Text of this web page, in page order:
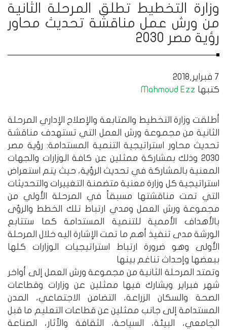
وزارة التخطيط تطلق المرحلة الثانية
من ورش عمل مناقشة تحديث محاور
رؤية مصر 2030
7 فبراير,2018
كتبها Mahmoud Ezz
أطلقت وزارة التخطيط والمتابعة والإصلاح الإداري المرحلة
الثانية من مجموعة ورش العمل التي تستهدف مناقشة
تحديث محاور استراتيجية التنمية المستدامة: رؤية مصر
2030 وذلك بمشاركة ممثلين عن كافة الوزارات والجهات
المعنية بالمشاركة في تحديث الرؤية، حيث يتم استعراض
استراتيجية كل وزارة معنية متضمنة التغييرات والتحديثات
التي تمت مناقشتها مسبقاً في المرحلة الأولي من
مجموعة ورش العمل ومدي ارتباط تلك الخطط والرؤى
بالأهداف الأممية للتنمية المستدامة كما ستتابع
الورشة مدى تنفيذ أهم ما تمت الإشارة اليه خلال المرحلة
الأولى وهو ضرورة ارتباط استراتيجيات الوزارات كلها
ببعضها وإحداث تناغم بينها
وتمتد المرحلة الثانية من مجموعة ورش العمل إلى أواخر
شهر فبراير ويشارك فيها ممثلين عن وزارات وقطاعات
الصحة والسكان الزراعة، التضامن الاجتماعي، المدن
المستدامة إلى جانب ممثلين عن قطاعات التعليم ما قبل
الجامعي، البيئة، السياحة، الثقافة والاّثار، الصناعة